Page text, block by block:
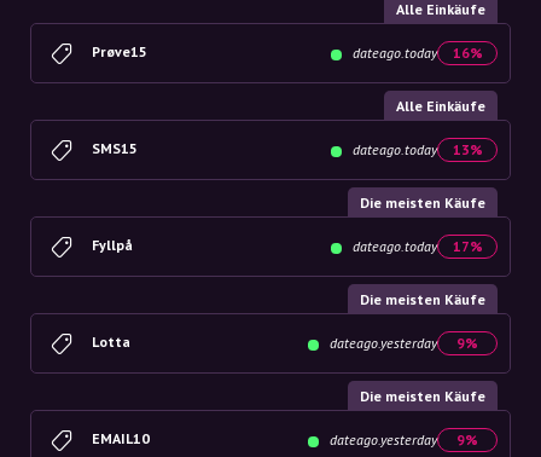
Alle Einkäufe
Prøve15 dateago.today 16%
Alle Einkäufe
SMS15 dateago.today 13%
Die meisten Käufe
Fyllpå dateago.today 17%
Die meisten Käufe
Lotta dateago.yesterday 9%
Die meisten Käufe
EMAIL10 dateago.yesterday 9%